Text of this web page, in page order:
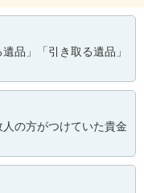
品」「引き取る遺品」
の方がつけていた貴金